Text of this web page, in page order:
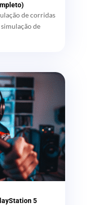
de corridas
de
5